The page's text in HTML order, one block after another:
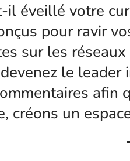
il éveillé votre
pour ravir
sur les
le
afin
créons un